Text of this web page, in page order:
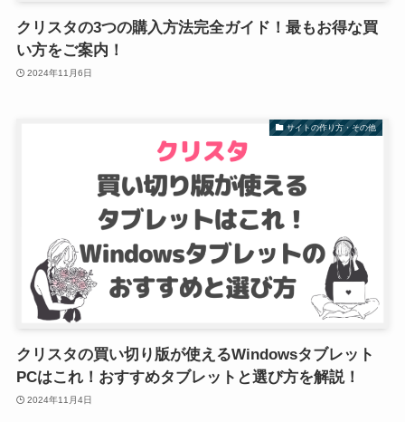
クリスタの3つの購入方法完全ガイド！最もお得な買
い方をご案内！
2024年11月6日
サイトの作り方・その他
クリスタの買い切り版が使えるWindowsタブレット
PCはこれ！おすすめタブレットと選び方を解説！
2024年11月4日